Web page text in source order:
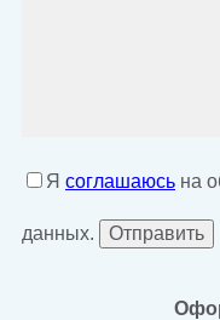
Я соглашаюсь на
данных.